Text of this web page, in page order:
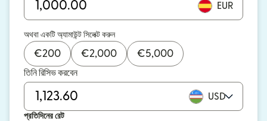
EUR
অথবা একটি অ্যামাউন্ট সিলেক্ট করুন
€200 €2,000 €5,000
তিনি রিসিভ করবেন
USD
প্রতিদিনের রেট